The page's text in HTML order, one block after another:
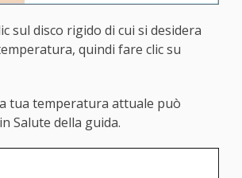
sul disco rigido di cui si desidera
quindi fare clic su
tua temperatura attuale può
Salute della guida.